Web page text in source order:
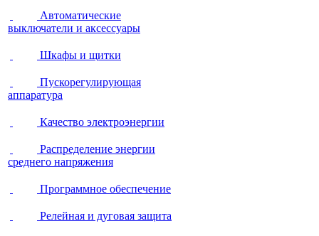
Автоматические
выключатели и аксессуары
Шкафы и щитки
Пускорегулирующая
аппаратура
Качество электроэнергии
Распределение энергии
среднего напряжения
Программное обеспечение
Релейная и дуговая защита